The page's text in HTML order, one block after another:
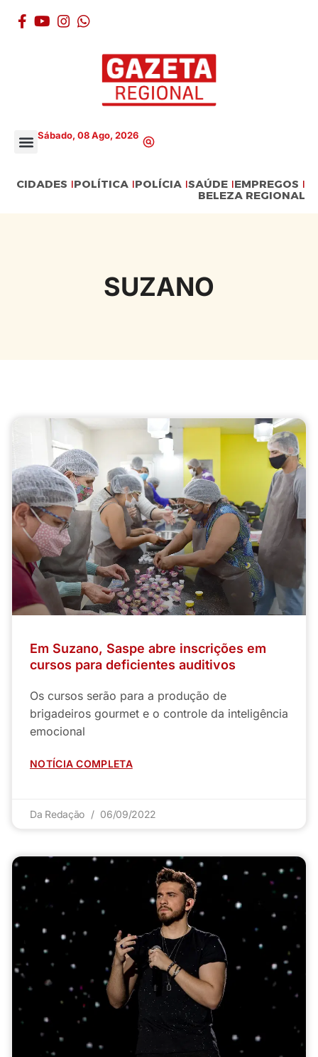
Sábado, 08 Ago, 2026
CIDADES POLÍTICA POLÍCIA SAÚDE EMPREGOS
BELEZA REGIONAL
SUZANO
Em Suzano, Saspe abre inscrições em
cursos para deficientes auditivos
Os cursos serão para a produção de
brigadeiros gourmet e o controle da inteligência
emocional
NOTÍCIA COMPLETA
Da Redação 06/09/2022